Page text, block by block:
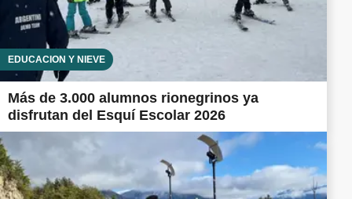
EDUCACIÓN Y NIEVE
Más de 3.000 alumnos rionegrinos ya
disfrutan del Esquí Escolar 2026